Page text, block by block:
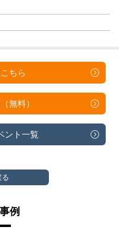
こちら
無料）
ント一覧
る
例